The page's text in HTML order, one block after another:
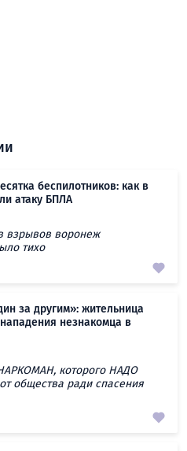
беспилотников: как в
атаку БПЛА
взрывов воронеж
тихо
за другим»: жительница
незнакомца в
которого НАДО
общества ради спасения